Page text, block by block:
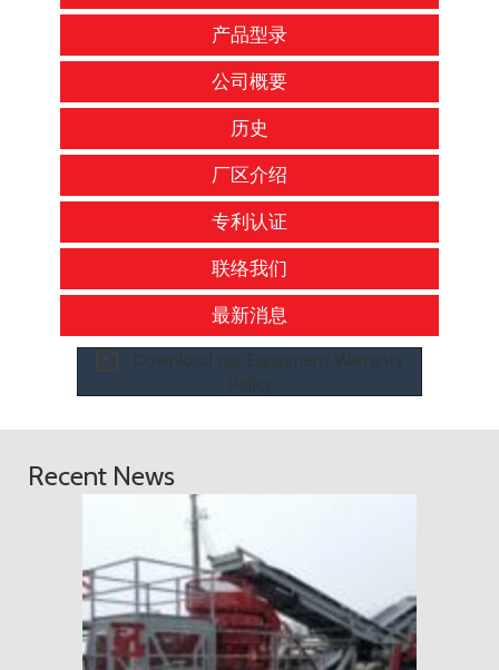
产品型录
公司概要
历史
厂区介绍
专利认证
联络我们
最新消息
Download our Equipment Warranty
Policy
Recent News